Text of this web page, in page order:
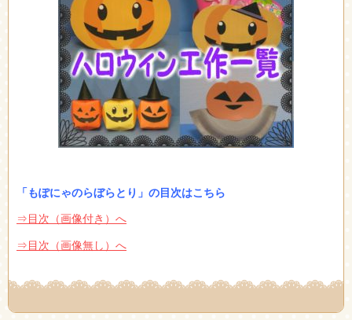
「もぽにゃのらぼらとり」の目次はこちら
⇒目次（画像付き）へ
⇒目次（画像無し）へ